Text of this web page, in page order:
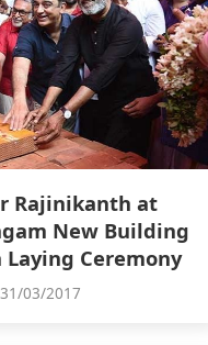
Rajinikanth at
New Building
Ceremony
31/03/2017